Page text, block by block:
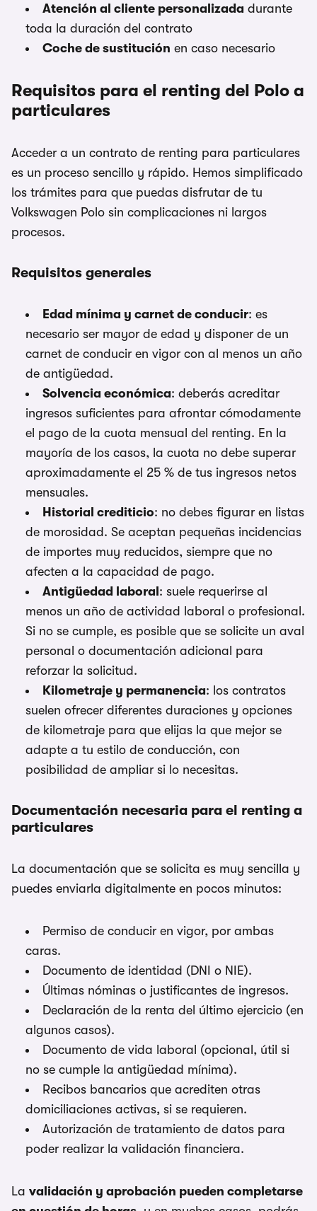
Atención al cliente personalizada durante
toda la duración del contrato
Coche de sustitución en caso necesario
Requisitos para el renting del Polo a
particulares
Acceder a un contrato de renting para particulares
es un proceso sencillo y rápido. Hemos simplificado
los trámites para que puedas disfrutar de tu
Volkswagen Polo sin complicaciones ni largos
procesos.
Requisitos generales
Edad mínima y carnet de conducir: es
necesario ser mayor de edad y disponer de un
carnet de conducir en vigor con al menos un año
de antigüedad.
Solvencia económica: deberás acreditar
ingresos suficientes para afrontar cómodamente
el pago de la cuota mensual del renting. En la
mayoría de los casos, la cuota no debe superar
aproximadamente el 25 % de tus ingresos netos
mensuales.
Historial crediticio: no debes figurar en listas
de morosidad. Se aceptan pequeñas incidencias
de importes muy reducidos, siempre que no
afecten a la capacidad de pago.
Antigüedad laboral : suele requerirse al
menos un año de actividad laboral o profesional.
Si no se cumple, es posible que se solicite un aval
personal o documentación adicional para
reforzar la solicitud.
Kilometraje y permanencia: los contratos
suelen ofrecer diferentes duraciones y opciones
de kilometraje para que elijas la que mejor se
adapte a tu estilo de conducción, con
posibilidad de ampliar si lo necesitas.
Documentación necesaria para el renting a
particulares
La documentación que se solicita es muy sencilla y
puedes enviarla digitalmente en pocos minutos:
Permiso de conducir en vigor, por ambas
caras.
Documento de identidad (DNI o NIE).
Últimas nóminas o justificantes de ingresos.
Declaración de la renta del último ejercicio (en
algunos casos).
Documento de vida laboral (opcional, útil si
no se cumple la antigüedad mínima).
Recibos bancarios que acrediten otras
domiciliaciones activas, si se requieren.
Autorización de tratamiento de datos para
poder realizar la validación financiera.
La validación y aprobación pueden completarse